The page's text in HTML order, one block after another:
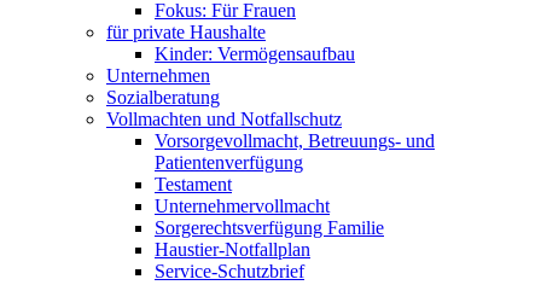
Fokus: Für Frauen
für private Haushalte
Kinder: Vermögensaufbau
Unternehmen
Sozialberatung
Vollmachten und Notfallschutz
Vorsorgevollmacht, Betreuungs- und
Patientenverfügung
Testament
Unternehmer­vollmacht
Sorgerechtsverfügung Familie
Haustier-Notfallplan
Service-Schutzbrief